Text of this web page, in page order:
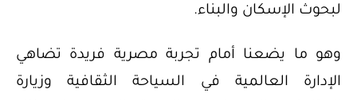
لبحوث الإسكان والبناء.
وهو ما يضعنا أمام تجربة مصرية فريدة تضاهي
الإدارة العالمية في السياحة الثقافية وزيارة